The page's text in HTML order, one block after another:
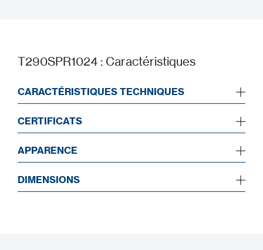
T290SPR1024 : Caractéristiques
CARACTÉRISTIQUES TECHNIQUES
CERTIFICATS
APPARENCE
DIMENSIONS